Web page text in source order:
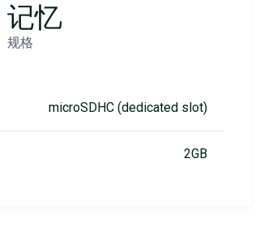
记忆
规格
microSDHC (dedicated slot)
2GB